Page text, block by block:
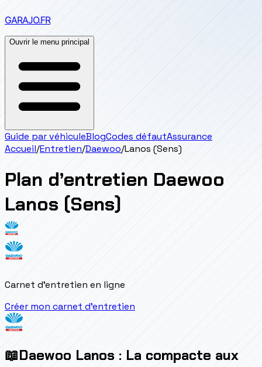
GARAJO.FR
Ouvrir le menu principal
Guide par véhiculeBlogCodes défautAssurance
Accueil/Entretien/Daewoo/Lanos (Sens)
Plan d’entretien Daewoo
Lanos (Sens)
Carnet d'entretien en ligne
Créer mon carnet d'entretien
📖Daewoo Lanos : La compacte aux